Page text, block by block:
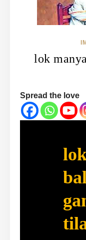
lok
Spread the love